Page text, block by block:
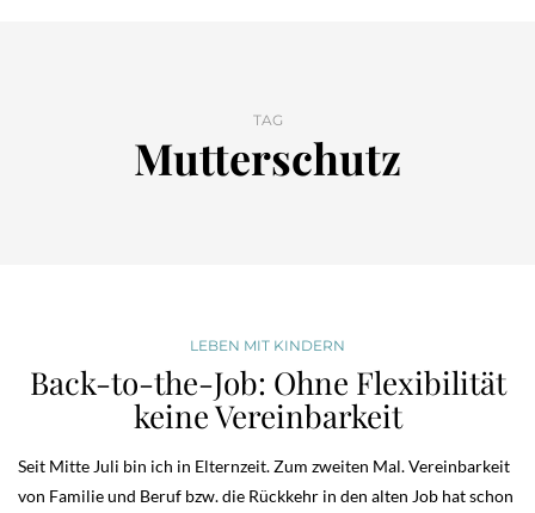
TAG
Mutterschutz
LEBEN MIT KINDERN
Back-to-the-Job: Ohne Flexibilität
keine Vereinbarkeit
Seit Mitte Juli bin ich in Elternzeit. Zum zweiten Mal. Vereinbarkeit
von Familie und Beruf bzw. die Rückkehr in den alten Job hat schon